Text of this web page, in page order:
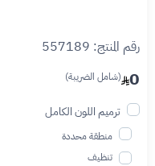
رقم المنتج: 557189
0 (شامل الضريبة)
ترميم اللون الكامل
منطقة محددة
تنظيف